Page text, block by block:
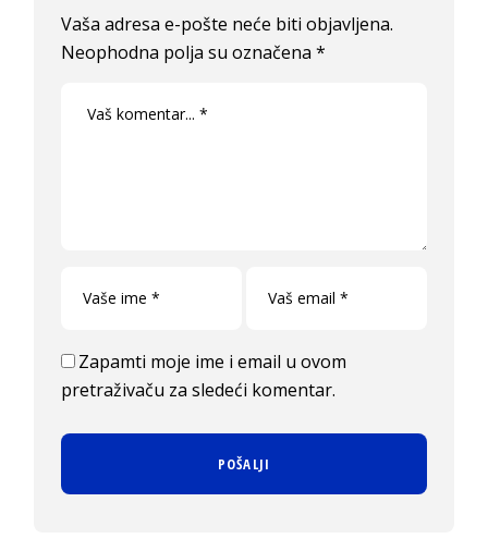
Vaša adresa e-pošte neće biti objavljena.
Neophodna polja su označena*
Zapamti moje ime i email u ovom
pretraživaču za sledeći komentar.